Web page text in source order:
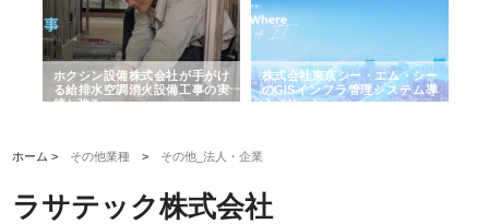
ホクシン設備株式会社が手がけ
る給排水空調消火設備工事の実
績と強み
株式会社東京シー・エム・シー
のGISインフラ管理システム導
入メリット
ホーム > その他業種 > その他_法人・企業
ラサテック株式会社